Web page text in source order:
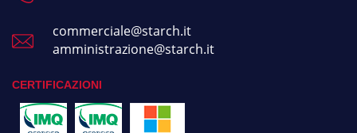
commerciale@starch.it
amministrazione@starch.it
CERTIFICAZIONI